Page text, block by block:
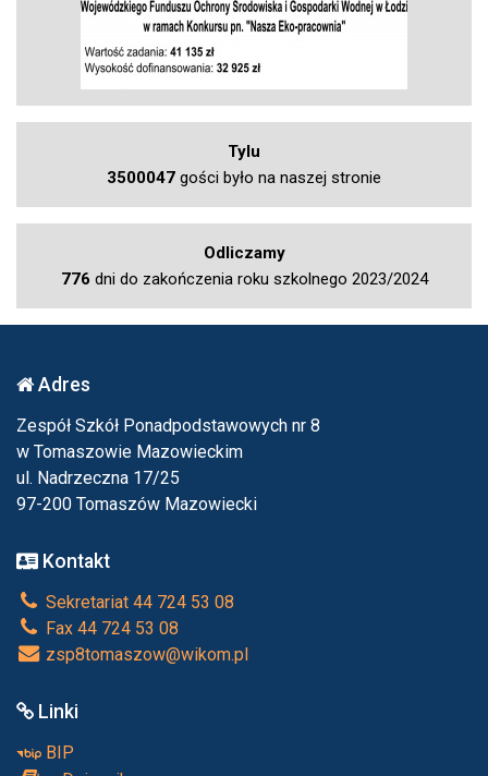
Tylu
3500047 gości było na naszej stronie
Odliczamy
776 dni do zakończenia roku szkolnego 2023/2024
Adres
Zespół Szkół Ponadpodstawowych nr 8
w Tomaszowie Mazowieckim
ul. Nadrzeczna 17/25
97-200 Tomaszów Mazowiecki
Kontakt
Sekretariat 44 724 53 08
Fax 44 724 53 08
zsp8tomaszow@wikom.pl
Linki
BIP